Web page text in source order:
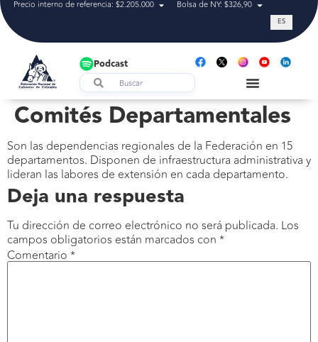
Precio interno de referencia: $2.205.000 Bolsa de NY: $326,90 Tasa de
ES
Podcast
Comités Departamentales
Son las dependencias regionales de la Federación en 15
departamentos. Disponen de infraestructura administrativa y
lideran las labores de extensión en cada departamento.
Deja una respuesta
Tu dirección de correo electrónico no será publicada. Los
campos obligatorios están marcados con *
Comentario *